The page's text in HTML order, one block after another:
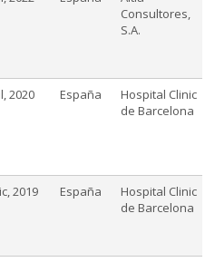
Consultores,
S.A.
2020 España
Hospital Clinic
de Barcelona
2019 España
Hospital Clinic
de Barcelona